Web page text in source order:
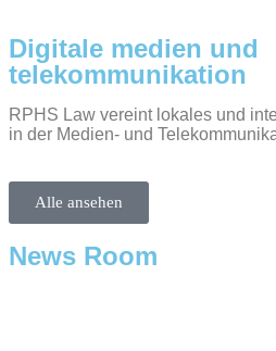
Digitale medien und
telekommunikation
RPHS Law vereint lokales und
in der Medien- und
Alle ansehen
News Room